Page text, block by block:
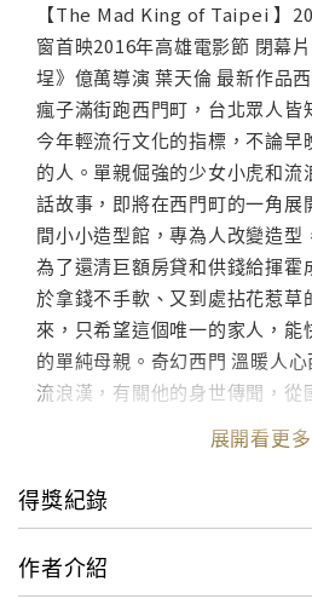
【The Mad King of Taipei 】
窗首映2016年高雄電影節 閉幕
埕》億萬導演 葉天倫 最新作品
瘋子滿街跑西門町，台北眾人皆
今年輕流行文化的指標，不論早
的人。單親倔強的少女小虎和流
話故事，即將在西門町的一角展
間小小造型館，專為人改變造型
為了還清巨額房貸和供錢給揮霍
於拿錢不手軟、又到處拈花惹草
來，只希望這個唯一的家人，能
的單純母親。奇幻西門 溫暖人
流浪漢，有關他的身世傳聞，從
業家都有。西門慶住在一棟廢棄
間，唯有一個小角落整齊排著胡
娃，西門慶的眼中總是會流露出
下，究竟藏著怎樣的故事? 一場
於親情/愛情/友情的渴望相互交
展開看更多
得獎紀錄
作者介紹